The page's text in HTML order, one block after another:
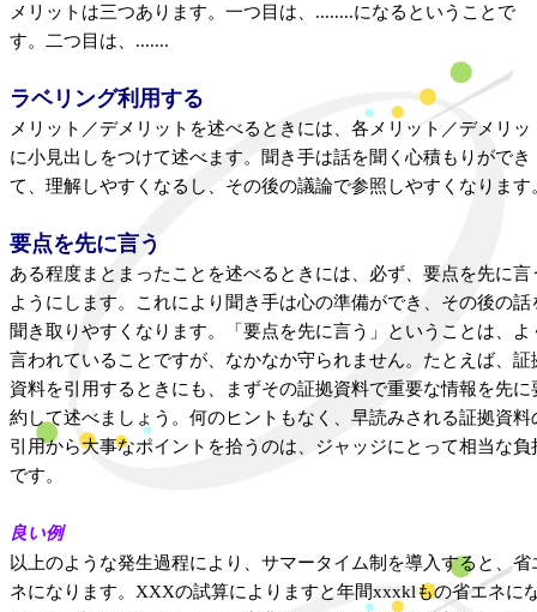
メリットは三つあります。一つ目は、........になるということで
す。二つ目は、.......
ラベリング利用する
メリット／デメリットを述べるときには、各メリット／デメリッ
に小見出しをつけて述べます。聞き手は話を聞く心積もりができ
て、理解しやすくなるし、その後の議論で参照しやすくなります
要点を先に言う
ある程度まとまったことを述べるときには、必ず、要点を先に言
ようにします。これにより聞き手は心の準備ができ、その後の話
聞き取りやすくなります。「要点を先に言う」ということは、よ
言われていることですが、なかなか守られません。たとえば、証
資料を引用するときにも、まずその証拠資料で重要な情報を先に
約して述べましょう。何のヒントもなく、早読みされる証拠資料
引用から大事なポイントを拾うのは、ジャッジにとって相当な負
です。
良い例
以上のような発生過程により、サマータイム制を導入すると、省
ネになります。XXXの試算によりますと年間xxxklもの省エネに